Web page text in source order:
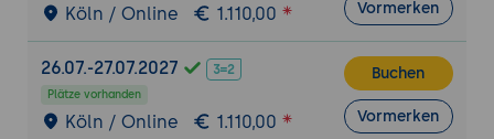
Audit und Überprüfung
Betonung der Bedeutung von Key
Performance Indicators (KPIs) und
Messgrößen
Beschreibung der Rolle von internen und
Köln / Online 1.110,00 Vormerken
26.07.-27.07.2027
Plätze vorhanden
Köln / Online 1.110,00
Buchen
Vormerken